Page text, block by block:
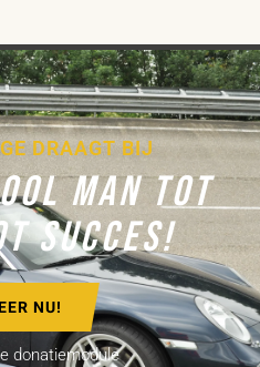
DRAAGT BIJ
MAN TOT
SUCCES!
NU!
donatiemodule